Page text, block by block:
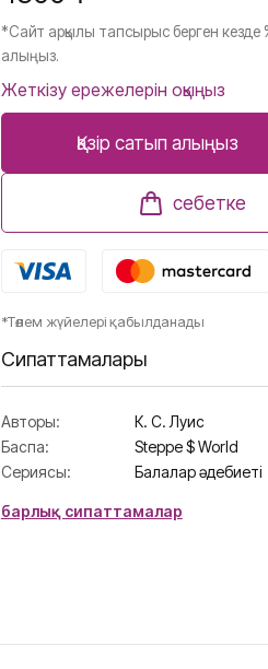
*Сайт арқылы тапсырыс берген кезде
алыңыз.
Жеткізу ережелерін оқыңыз
Қазір сатып алыңыз
себетке
*Төлем жүйелері қабылданады
Сипаттамалары
Авторы:
К. С. Луис
Баспа:
Steppe $ World
Сериясы:
Балалар әдебиеті
барлық сипаттамалар